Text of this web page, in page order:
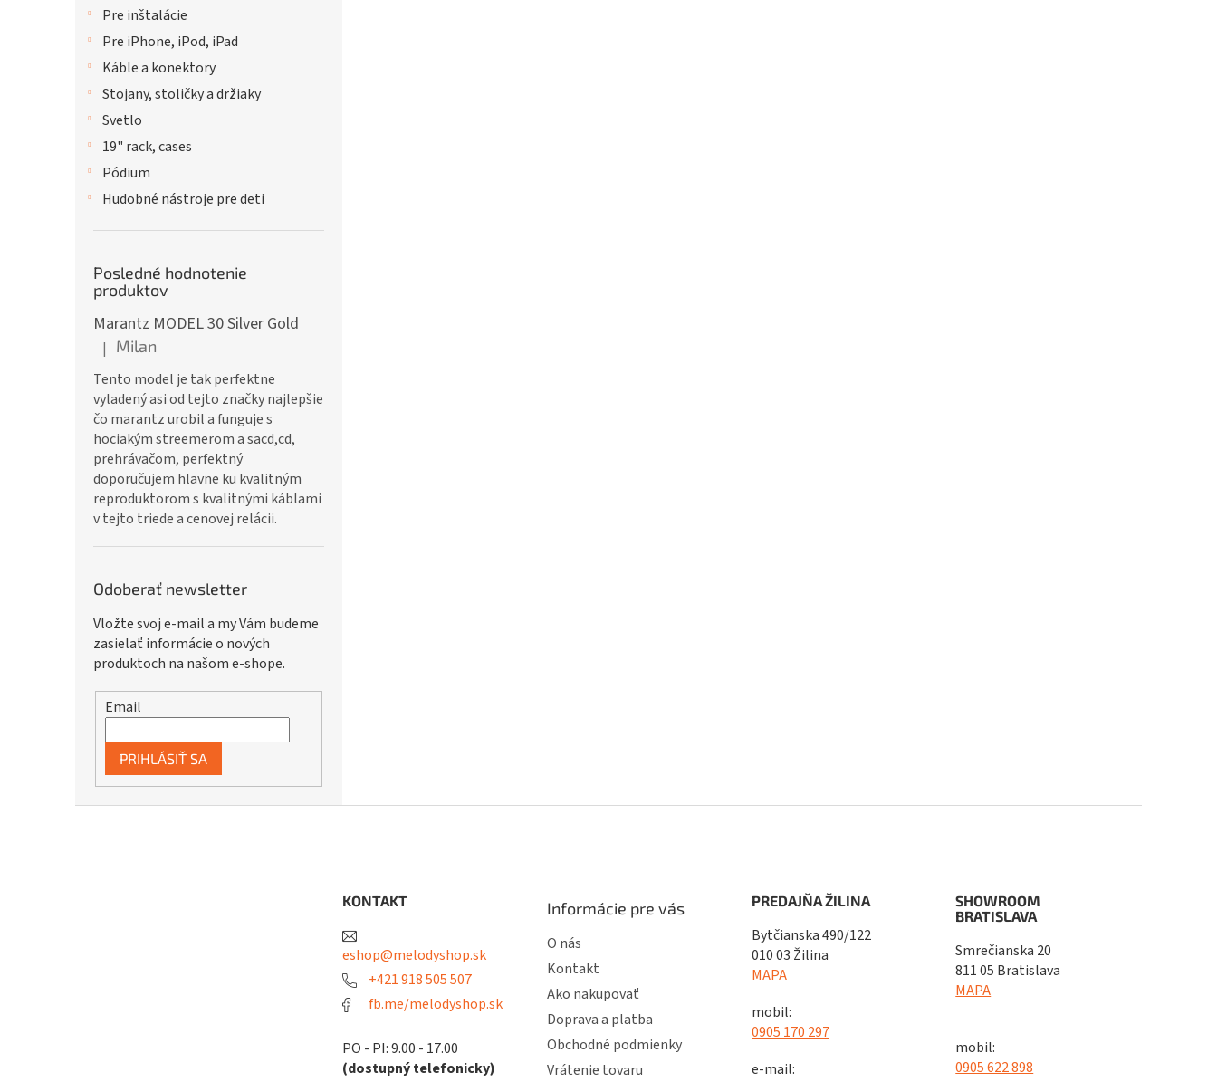
Pre inštalácie
Pre iPhone, iPod, iPad
Káble a konektory
Stojany, stoličky a držiaky
Svetlo
19" rack, cases
Pódium
Hudobné nástroje pre deti
Posledné hodnotenie
produktov
Marantz MODEL 30 Silver Gold
Hodnotenie produktu je 5 z 5 hviezdičiek.
| Milan
Tento model je tak perfektne
vyladený asi od tejto značky najlepšie
čo marantz urobil a funguje s
hociakým streemerom a sacd,cd,
prehrávačom, perfektný
doporučujem hlavne ku kvalitným
reproduktorom s kvalitnými káblami
v tejto triede a cenovej relácii.
Odoberať newsletter
Vložte svoj e-mail a my Vám budeme
zasielať informácie o nových
produktoch na našom e-shope.
Email
PRIHLÁSIŤ SA
KONTAKT
eshop@melodyshop.sk
+421 918 505 507
fb.me/melodyshop.sk
PO - PI: 9.00 - 17.00
(dostupný telefonicky)
Informácie pre vás
O nás
Kontakt
Ako nakupovať
Doprava a platba
Obchodné podmienky
Vrátenie tovaru
PREDAJŇA ŽILINA
Bytčianska 490/122
010 03 Žilina
MAPA
mobil:
0905 170 297
e-mail:
SHOWROOM
BRATISLAVA
Smrečianska 20
811 05 Bratislava
MAPA
mobil:
0905 622 898